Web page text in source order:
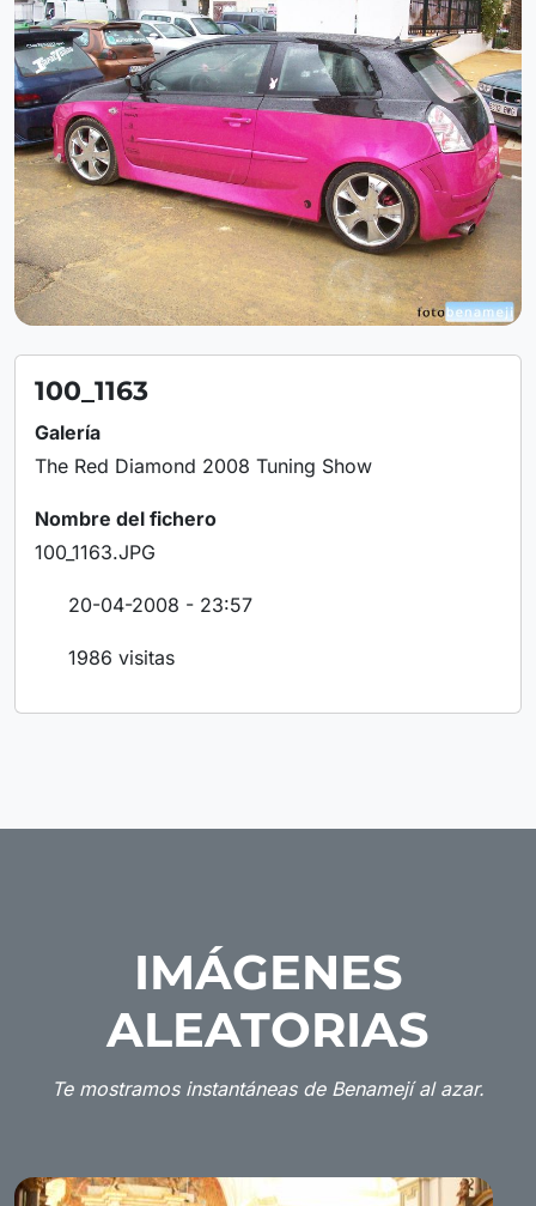
100_1163
Galería
The Red Diamond 2008 Tuning Show
Nombre del fichero
100_1163.JPG
20-04-2008 - 23:57
1986 visitas
IMÁGENES
ALEATORIAS
Te mostramos instantáneas de Benamejí al azar.